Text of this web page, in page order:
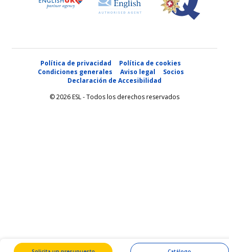
Política de privacidad
Política de cookies
Condiciones generales
Aviso legal
Socios
Declaración de Accesibilidad
© 2026 ESL - Todos los derechos reservados